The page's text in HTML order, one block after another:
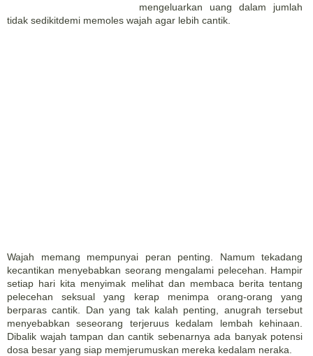
mengeluarkan uang dalam jumlah
tidak sedikitdemi memoles wajah agar lebih cantik.
Wajah memang mempunyai peran penting. Namum tekadang
kecantikan menyebabkan seorang mengalami pelecehan. Hampir
setiap hari kita menyimak melihat dan membaca berita tentang
pelecehan seksual yang kerap menimpa orang-orang yang
berparas cantik. Dan yang tak kalah penting, anugrah tersebut
menyebabkan seseorang terjeruus kedalam lembah kehinaan.
Dibalik wajah tampan dan cantik sebenarnya ada banyak potensi
dosa besar yang siap memjerumuskan mereka kedalam neraka.